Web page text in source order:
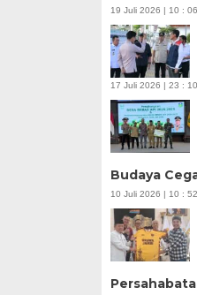
19 Juli 2026 | 10 :
17 Juli 2026 | 23 :
Budaya
10 Juli 2026 | 10 :